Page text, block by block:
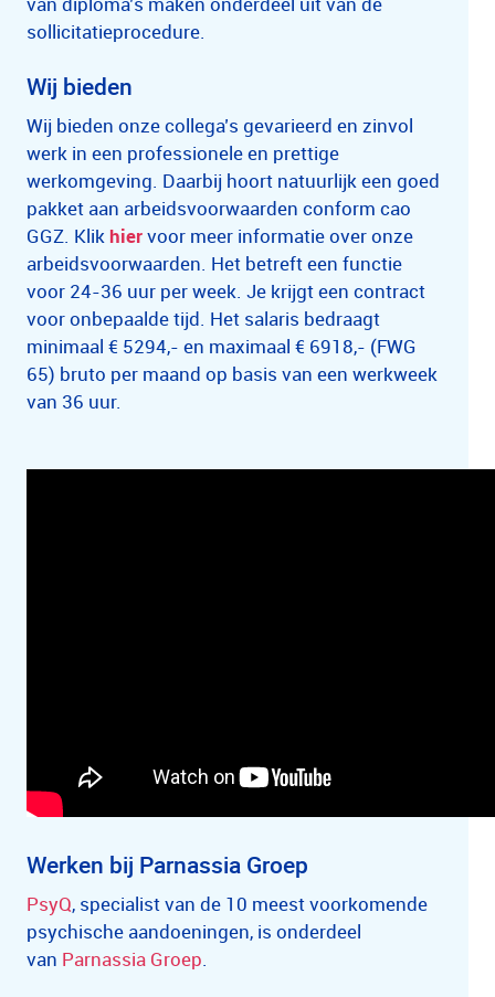
sollicitatieprocedure.
Wij bieden
Wij bieden onze collega’s gevarieerd en zinvol
werk in een professionele en prettige
werkomgeving. Daarbij hoort natuurlijk een goed
pakket aan arbeidsvoorwaarden conform cao
GGZ. Klikhiervoor meer informatie over onze
arbeidsvoorwaarden. Het betreft een functie
voor 24-36 uur per week. Je krijgt een contract
voor onbepaalde tijd. Het salaris bedraagt
minimaal € 5294,- en maximaal € 6918,- (FWG
65) bruto per maand op basis van een werkweek
van 36 uur.
Werken bij Parnassia Groep
PsyQ, specialist van de 10 meest voorkomende
psychische aandoeningen, is onderdeel
van Parnassia Groep.